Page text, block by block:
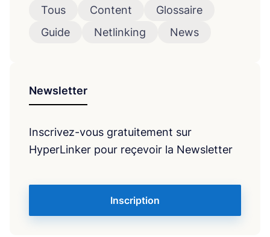
Tous Content
Glossaire
Guide
Netlinking News
Newsletter
Inscrivez-vous gratuitement sur
HyperLinker pour reçevoir la Newsletter
Inscription